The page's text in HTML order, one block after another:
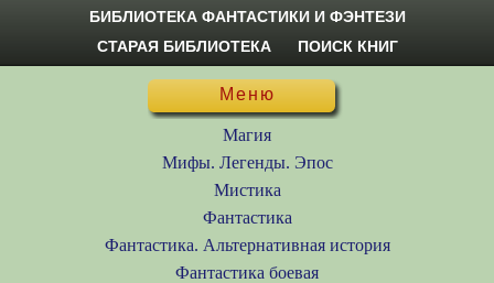
БИБЛИОТЕКА ФАНТАСТИКИ И ФЭНТЕЗИ
СТАРАЯ БИБЛИОТЕКА
ПОИСК КНИГ
Меню
Магия
Мифы. Легенды. Эпос
Мистика
Фантастика
Фантастика. Альтернативная история
Фантастика боевая